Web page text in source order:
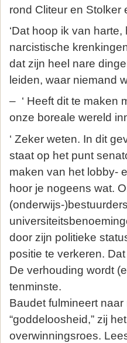
rond Cliteur en Stolker
‘Dat hoop ik van
narcistische
dat zijn heel nare
leiden, waar niemand
– ‘ Heeft dit te maken
onze boreale wereld
‘ Zeker weten. In dit
staat op het punt
maken van het lobby-
hoor je nogeens wat.
(onderwijs-
door zijn politieke
positie te verkeren.
De verhouding wordt
tenminste.
Baudet fulmineert
“goddeloosheid,” zij
overwinningsroes.